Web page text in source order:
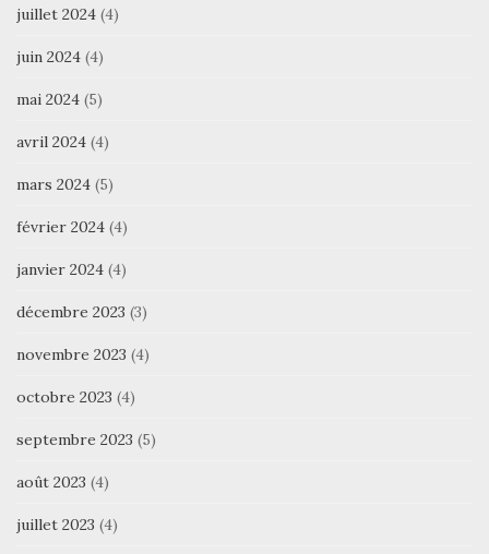
juillet 2024 (4)
juin 2024 (4)
mai 2024 (5)
avril 2024 (4)
mars 2024 (5)
février 2024 (4)
janvier 2024 (4)
décembre 2023 (3)
novembre 2023 (4)
octobre 2023 (4)
septembre 2023 (5)
août 2023 (4)
juillet 2023 (4)